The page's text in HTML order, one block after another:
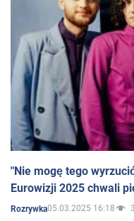
"Nie mogę tego
Eurowizji 2025 chwali
Rozrywka05.03.2025 16:18 3